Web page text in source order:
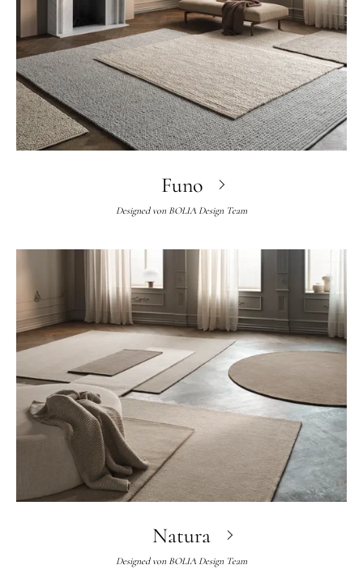
Funo
Designed von BOLIA Design Team
Natura
Designed von BOLIA Design Team